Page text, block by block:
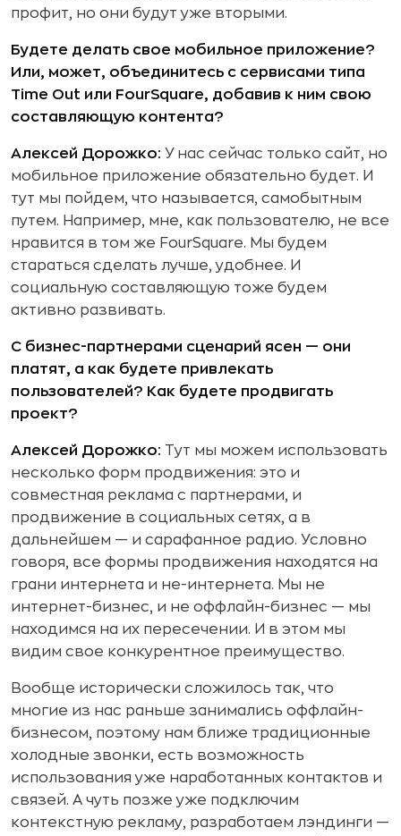
профит, но они будут уже вторыми.
Будете делать свое мобильное приложение?
Или, может, объединитесь с сервисами типа
Time Out или FourSquare, добавив к ним свою
составляющую контента?
Алексей Дорожко: У нас сейчас только сайт, но
мобильное приложение обязательно будет. И
тут мы пойдем, что называется, самобытным
путем. Например, мне, как пользователю, не все
нравится в том же FourSquare. Мы будем
стараться сделать лучше, удобнее. И
социальную составляющую тоже будем
активно развивать.
С бизнес-партнерами сценарий ясен — они
платят, а как будете привлекать
пользователей? Как будете продвигать
проект?
Алексей Дорожко: Тут мы можем использовать
несколько форм продвижения: это и
совместная реклама с партнерами, и
продвижение в социальных сетях, а в
дальнейшем — и сарафанное радио. Условно
говоря, все формы продвижения находятся на
грани интернета и не-интернета. Мы не
интернет-бизнес, и не оффлайн-бизнес — мы
находимся на их пересечении. И в этом мы
видим свое конкурентное преимущество.
Вообще исторически сложилось так, что
многие из нас раньше занимались оффлайн-
бизнесом, поэтому нам ближе традиционные
холодные звонки, есть возможность
использования уже наработанных контактов и
связей. А чуть позже уже подключим
контекстную рекламу, разработаем лэндинги —